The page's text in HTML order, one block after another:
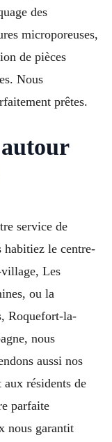
des
microporeuses,
de pièces
Nous
prêtes.
autour
service de
habitiez le centre-
Les
ou la
Roquefort-la-
nous
aussi nos
résidents de
parfaite
nous garantit